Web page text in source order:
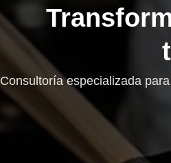
Consultoría especializada